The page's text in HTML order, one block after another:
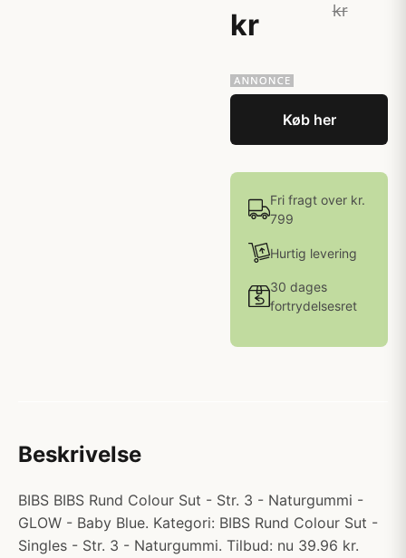
kr
kr
Køb her
Fri fragt over kr.
799
Hurtig levering
30 dages
fortrydelsesret
Beskrivelse
BIBS BIBS Rund Colour Sut - Str. 3 - Naturgummi -
GLOW - Baby Blue. Kategori: BIBS Rund Colour Sut -
Singles - Str. 3 - Naturgummi. Tilbud: nu 39.96 kr.